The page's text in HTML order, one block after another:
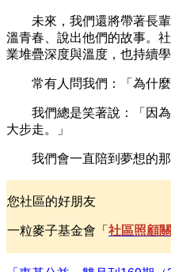
未來，我們還將帶著長輩
溫青春、說出他們的故事。
業堆疊深度與溫度，也持續學
常有人問我們：「為什麼
我們總是笑著說：「因為
大步走。」
我們會一直陪到夢想的那
您社區的好朋友
一粒麥子基金會「 社區照顧